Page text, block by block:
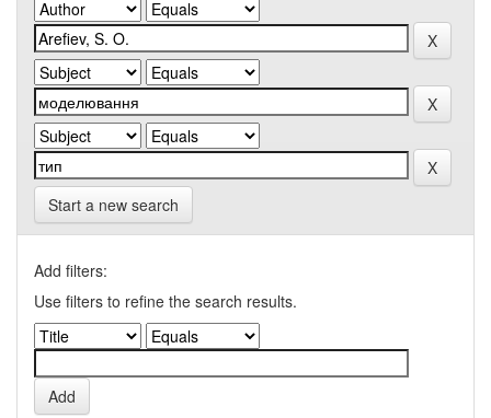
Start a new search
Add filters:
Use filters to refine the search results.